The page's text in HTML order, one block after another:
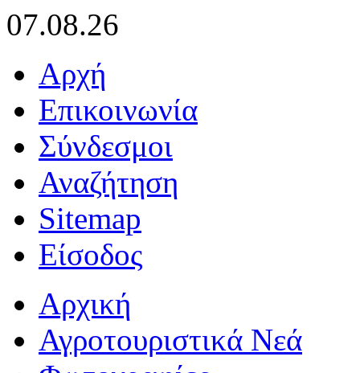
07.08.26
Αρχή
Επικοινωνία
Σύνδεσμοι
Αναζήτηση
Sitemap
Είσοδος
Αρχική
Αγροτουριστικά Νεά